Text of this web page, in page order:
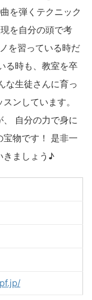
を弾くテクニック
を自分の頭で考
を習っている時だ
る時も、教室を卒
な生徒さんに育っ
ンしています。
、 自分の力で身に
物です！ 是非一
きましょう♪